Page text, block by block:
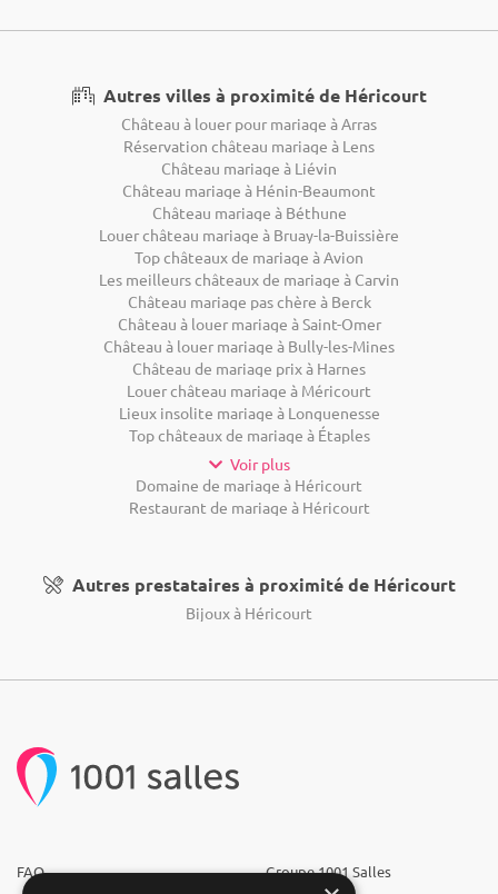
Autres villes à proximité de Héricourt
Château à louer pour mariage à Arras
Réservation château mariage à Lens
Château mariage à Liévin
Château mariage à Hénin-Beaumont
Château mariage à Béthune
Louer château mariage à Bruay-la-Buissière
Top châteaux de mariage à Avion
Les meilleurs châteaux de mariage à Carvin
Château mariage pas chère à Berck
Château à louer mariage à Saint-Omer
Château à louer mariage à Bully-les-Mines
Château de mariage prix à Harnes
Louer château mariage à Méricourt
Lieux insolite mariage à Longuenesse
Top châteaux de mariage à Étaples
Voir plus
Domaine de mariage à Héricourt
Restaurant de mariage à Héricourt
Autres prestataires à proximité de Héricourt
Bijoux à Héricourt
FAQ Groupe 1001 Salles